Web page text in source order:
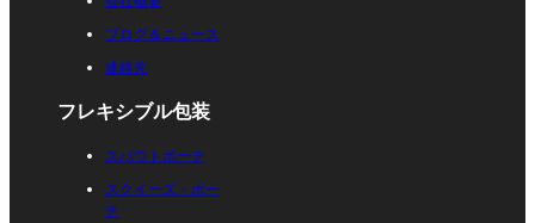
ブログ＆ニュース
連絡先
フレキシブル包装
スパウトポーチ
スクイーズ・ポー
チ